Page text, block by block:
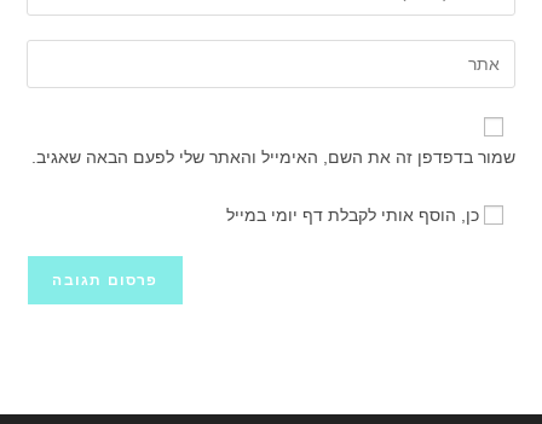
שם
משתמש
כדי
להגיב
את
כתובת
דואר
שלך
כדי
את
כתובת
שלך
שמור בדפדפן זה את השם, האימייל והאתר שלי לפעם הבאה שאגיב.
כן, הוסף אותי לקבלת דף יומי במייל